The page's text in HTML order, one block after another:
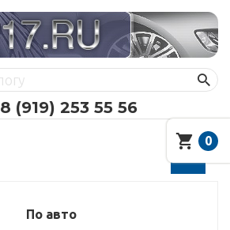
8 (919) 253 55 56
По авто
0